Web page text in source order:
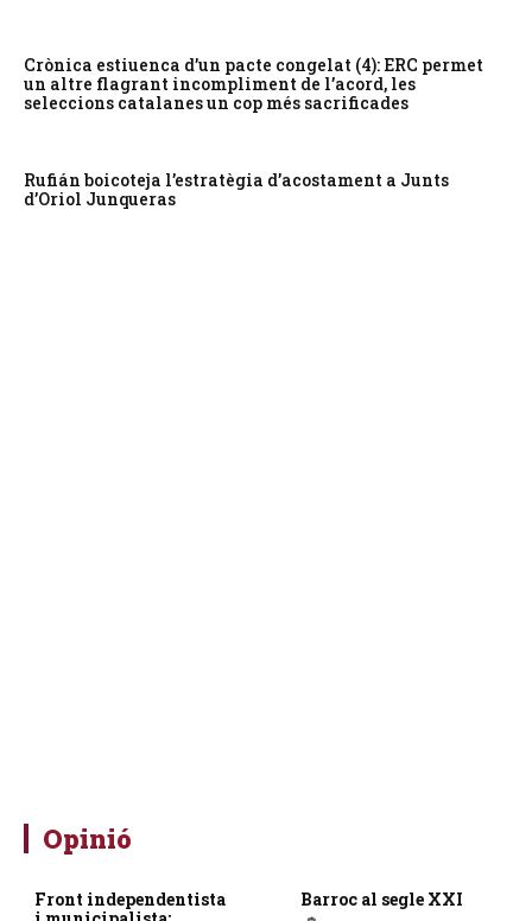
Crònica estiuenca d’un pacte congelat (4): ERC permet
un altre flagrant incompliment de l’acord, les
seleccions catalanes un cop més sacrificades
Rufián boicoteja l’estratègia d’acostament a Junts
d’Oriol Junqueras
Opinió
Front independentista
Barroc al segle XXI